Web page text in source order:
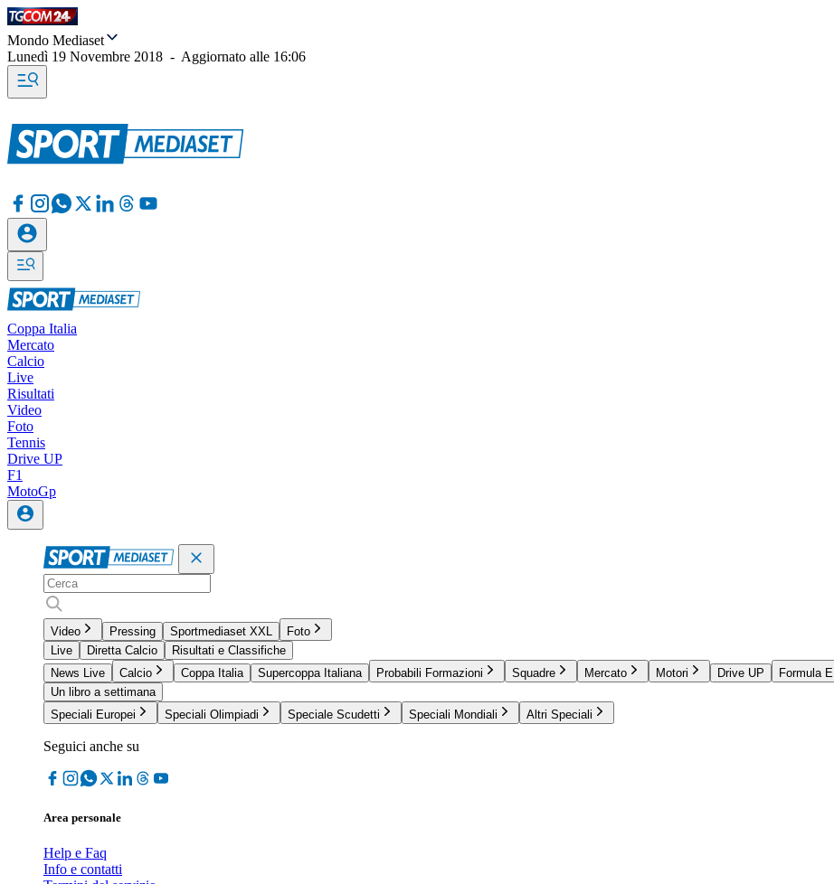
Mondo Mediaset
Lunedì 19 Novembre 2018 - Aggiornato alle 16:06
Coppa Italia
Mercato
Calcio
Live
Risultati
Video
Foto
Tennis
Drive UP
F1
MotoGp
Video Pressing Sportmediaset XXL
Foto
Live
Diretta Calcio
Risultati e Classifiche
News Live
Calcio Coppa Italia Supercoppa Italiana Probabili Formazioni Squadre Mercato Motori Drive UP Formula E
Un libro a settimana
Speciali Europei
Speciali Olimpiadi Speciale Scudetti Speciali Mondiali Altri Speciali
Seguici anche su
Area personale
Help e Faq
Info e contatti